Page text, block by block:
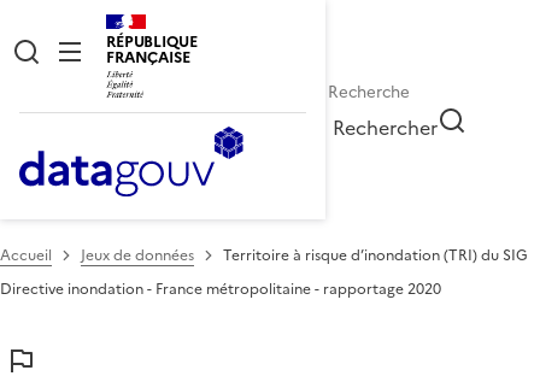
RÉPUBLIQUE
FRANÇAISE
Rechercher
Accueil Jeux de données
Territoire à risque d’inondation (TRI) du SIG
Directive inondation - France métropolitaine - rapportage 2020